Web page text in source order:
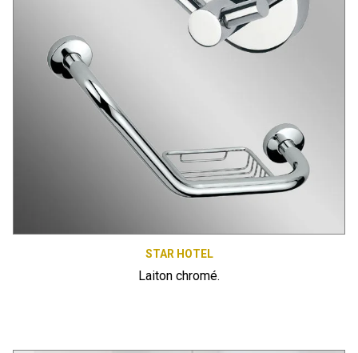
STAR HOTEL
Laiton chromé.